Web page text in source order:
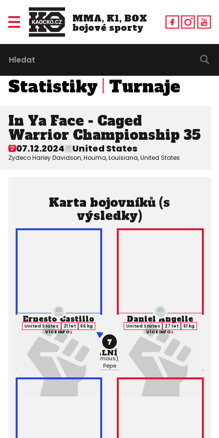
MMA, K1, BOX
bojové sporty
Statistiky Turnaje
In Ya Face - Caged
Warrior Championship 35
07.12.2024 United States
Zydeco Harley Davidson, Houma, Louisiana, United States
Karta bojovníků (s
výsledky)
Ernesto Castillo
United States 21 let
66 kg
VÍCE INFO
7
PROFESIONÁLNÍ ZÁPAS MMA
Výsledek:Decision (Unanimous), 3. kolo 3:00,Rozhodčí:Joe
Pepe
Daniel Angelle
United States 27 let
61 kg
VÍCE INFO